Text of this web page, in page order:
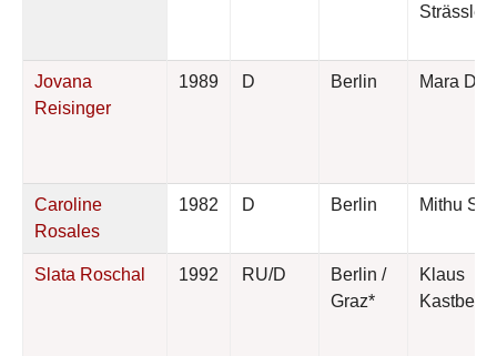
Strässle
Jovana
Reisinger
1989 D Berlin Mara
Caroline
Rosales
1982 D Berlin Mithu
Slata Roschal 1992 RU/D
Berlin /
Graz*
Klaus